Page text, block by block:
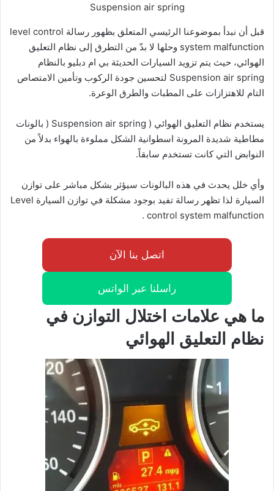
Suspension air spring
قبل أن نبدأ بموضوعنا الرئيسي المتعلق بظهور رسالة level control
system malfunction وحلها لا بدّ من التطرق إلى نظام التعليق
الهوائي، حيث يتم تزويد السيارات الحديثة بي ام دبليو بالنظام
Suspension air spring لتحسين جودة الركوب وتأمين الامتصاص
التام للاهتزازات على المطبات والطرق الوعرة.
يستخدم نظام التعليق الهوائي ( Suspension air spring ( بالونات
مطاطية شديدة المرونة اسطوانية الشكل مملوءة بالهواء بدلاً من
النوابض التي كانت تستخدم سابقاً.
وأي خلل يحدث في هذه البالونات سيؤثر بشكل مباشر على توازن
السيارة لذا تظهر رسالة تفيد بوجود مشكلة في توازن السيارة Level
control system malfunction .
اتصل بنا الآن
راسلنا عبر الواتس
ما هي علامات اختلال التوازن في
نظام التعليق الهوائي